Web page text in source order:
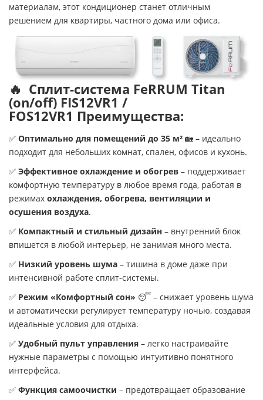
материалам, этот кондиционер станет отличным
решением для квартиры, частного дома или офиса.
🔥 Сплит-система FeRRUM Titan
(on/off) FIS12VR1 /
FOS12VR1 Преимущества:
✅ Оптимально для помещений до 35 м² 🏡 – идеально
подходит для небольших комнат, спален, офисов и кухонь.
✅ Эффективное охлаждение и обогрев – поддерживает
комфортную температуру в любое время года, работая в
режимах охлаждения, обогрева, вентиляции и
осушения воздуха.
✅ Компактный и стильный дизайн – внутренний блок
впишется в любой интерьер, не занимая много места.
✅ Низкий уровень шума – тишина в доме даже при
интенсивной работе сплит-системы.
✅ Режим «Комфортный сон» 😴 – снижает уровень шума
и автоматически регулирует температуру ночью, создавая
идеальные условия для отдыха.
✅ Удобный пульт управления – легко настраивайте
нужные параметры с помощью интуитивно понятного
интерфейса.
✅ Функция самоочистки – предотвращает образование